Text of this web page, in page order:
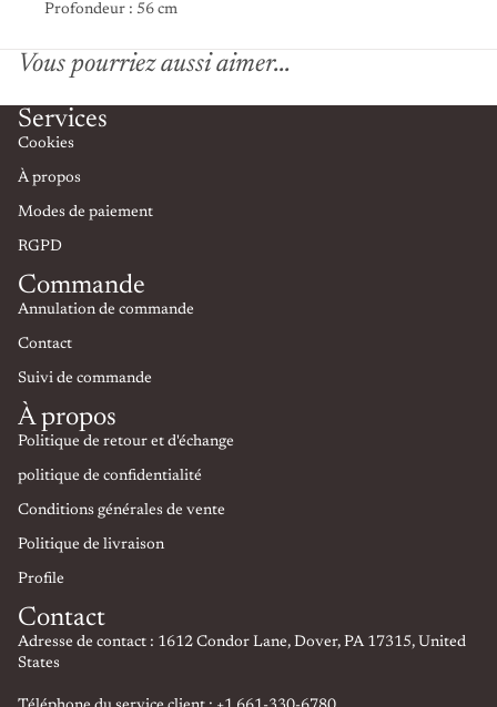
Profondeur : 56 cm
Vous pourriez aussi aimer...
Services
Cookies
À propos
Modes de paiement
RGPD
Commande
Annulation de commande
Contact
Suivi de commande
À propos
Politique de retour et d'échange
politique de confidentialité
Conditions générales de vente
Politique de livraison
Profile
Contact
Adresse de contact : 1612 Condor Lane, Dover, PA 17315, United
States